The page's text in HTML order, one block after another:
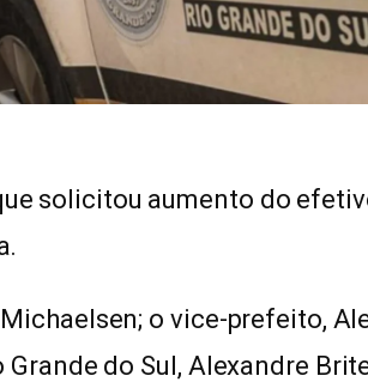
solicitou aumento do
o vice-prefeito,
do Sul, Alexandre